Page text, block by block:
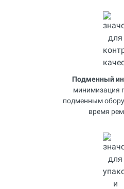
Подменный
минимизация
подменным
время